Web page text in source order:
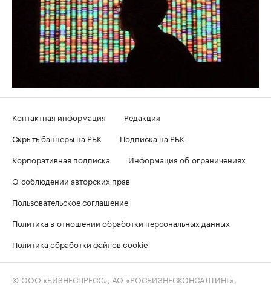
Контактная информация
Редакция
Скрыть баннеры на РБК
Подписка на РБК
Корпоративная подписка
Информация об ограничениях
О соблюдении авторских прав
Пользовательское соглашение
Политика в отношении обработки персональных данных
Политика обработки файлов cookie
© ООО «БИЗНЕСПРЕСС», АО «РОСБИЗНЕСКОНСАЛТИНГ»,